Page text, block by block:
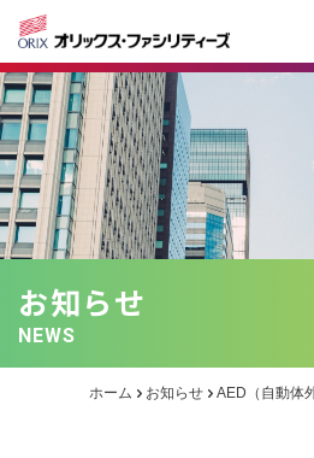
お知らせ
NEWS
ホーム お知らせ AED（自動体